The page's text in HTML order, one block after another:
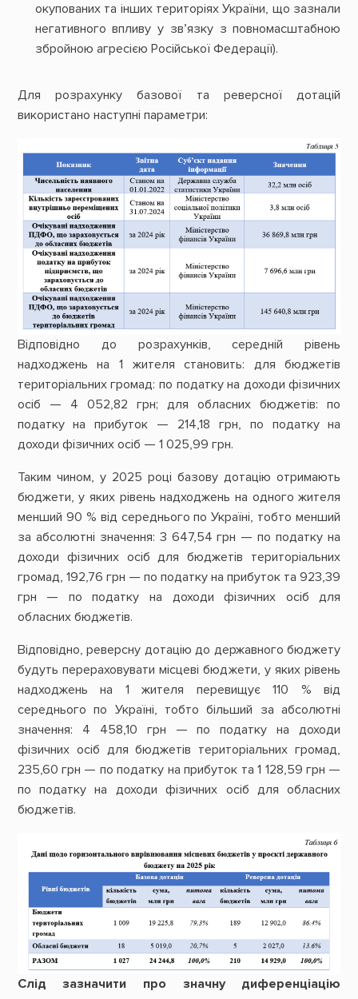
окупованих та інших територіях України, що зазнали
негативного впливу у зв’язку з повномасштабною
збройною агресією Російської Федерації).
Для розрахунку базової та реверсної дотацій
використано наступні параметри:
Відповідно до розрахунків, середній рівень
надходжень на 1 жителя становить: для бюджетів
територіальних громад: по податку на доходи фізичних
осіб — 4 052,82 грн; для обласних бюджетів: по
податку на прибуток — 214,18 грн, по податку на
доходи фізичних осіб — 1 025,99 грн.
Таким чином, у 2025 році базову дотацію отримають
бюджети, у яких рівень надходжень на одного жителя
менший 90 % від середнього по Україні, тобто менший
за абсолютні значення: 3 647,54 грн — по податку на
доходи фізичних осіб для бюджетів територіальних
громад, 192,76 грн — по податку на прибуток та 923,39
грн — по податку на доходи фізичних осіб для
обласних бюджетів.
Відповідно, реверсну дотацію до державного бюджету
будуть перераховувати місцеві бюджети, у яких рівень
надходжень на 1 жителя перевищує 110 % від
середнього по Україні, тобто більший за абсолютні
значення: 4 458,10 грн — по податку на доходи
фізичних осіб для бюджетів територіальних громад,
235,60 грн — по податку на прибуток та 1 128,59 грн —
по податку на доходи фізичних осіб для обласних
бюджетів.
Слід зазначити про значну диференціацію